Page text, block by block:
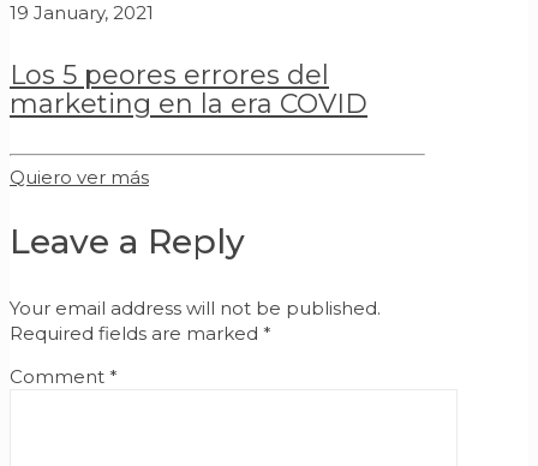
19 January, 2021
Los 5 peores errores del
marketing en la era COVID
Quiero ver más
Leave a Reply
Your email address will not be published.
Required fields are marked *
Comment *